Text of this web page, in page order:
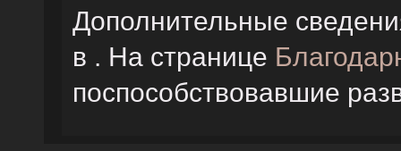
Дополнительные
в . На странице
поспособствовавшие